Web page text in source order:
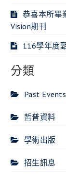
恭喜本所畢
Vision期刊
116學年度
分類
Past Events
哲普資料
學術出版
招生訊息